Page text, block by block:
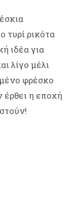
τυρί ρικότα
ιδέα για
λίγο μέλι
φρέσκο
έρθει η εποχή